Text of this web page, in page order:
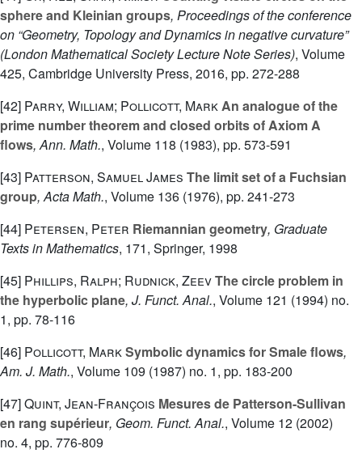
sphere and Kleinian groups, Proceedings of the conference
on “Geometry, Topology and Dynamics in negative curvature”
(London Mathematical Society Lecture Note Series), Volume
425, Cambridge University Press, 2016, pp. 272-288
[42] Parry, William; Pollicott, MarkAn analogue of the
prime number theorem and closed orbits of Axiom A
flows, Ann. Math., Volume 118 (1983), pp. 573-591
[43] Patterson, Samuel James The limit set of a Fuchsian
group, Acta Math., Volume 136 (1976), pp. 241-273
[44] Petersen, Peter Riemannian geometry, Graduate
Texts in Mathematics, 171, Springer, 1998
[45] Phillips, Ralph; Rudnick, ZeevThe circle problem in
the hyperbolic plane, J. Funct. Anal., Volume 121 (1994) no.
1, pp. 78-116
[46] Pollicott, MarkSymbolic dynamics for Smale flows,
Am. J. Math., Volume 109 (1987) no. 1, pp. 183-200
[47]Quint, Jean-François Mesures de Patterson-Sullivan
en rang supérieur, Geom. Funct. Anal., Volume 12 (2002)
no. 4, pp. 776-809